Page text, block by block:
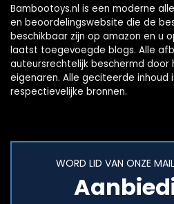
Bambootoys.nl is een moderne
en beoordelingswebsite die de
beschikbaar zijn op amazon en u
laatst toegevoegde blogs. Alle
auteursrechtelijk beschermd door
eigenaren. Alle geciteerde inhoud
respectievelijke bronnen.
WORD LID VAN ONZE